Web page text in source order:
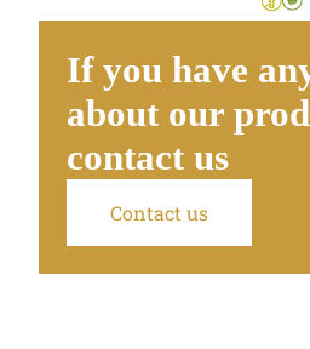
If you have
about our
contact us
Contact us